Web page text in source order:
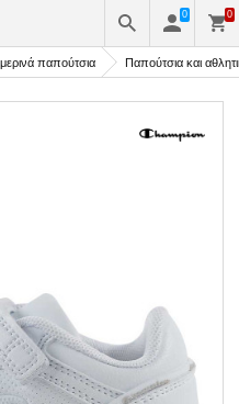
0 0
παπούτσια Παπούτσια και